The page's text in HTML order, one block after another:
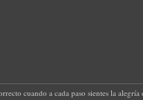
cuando a cada paso sientes la